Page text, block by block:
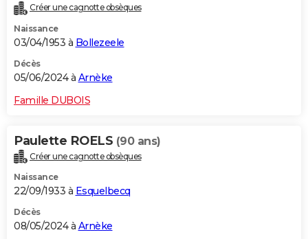
Créer une cagnotte obsèques
Naissance
03/04/1953 à Bollezeele
Décès
05/06/2024 à Arnèke
Famille DUBOIS
Paulette ROELS (90 ans)
Créer une cagnotte obsèques
Naissance
22/09/1933 à Esquelbecq
Décès
08/05/2024 à Arnèke